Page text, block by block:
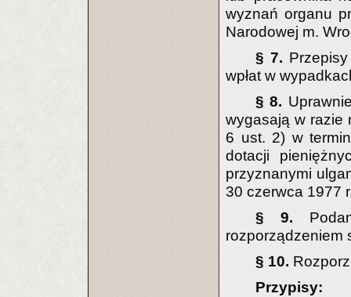
wyznań organu
Narodowej m.
§ 7.
wpłat w
§ 8.
wygasają w razie
6 ust. 2) w
dotacji
przyznanymi
30 czerwca 1977
§ 9.
rozporządzeniem
§ 10.
Przypisy: